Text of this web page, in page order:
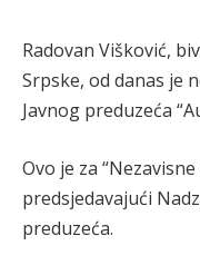
Radovan Višković,
Srpske, od danas je
Javnog preduzeća
Ovo je za
predsjedavajući
preduzeća.